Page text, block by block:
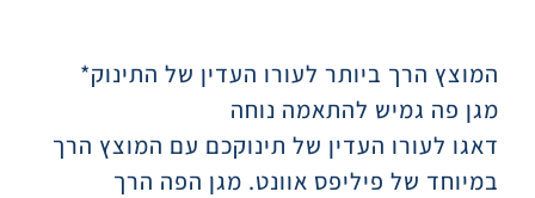
המוצץ הרך ביותר לעורו העדין של התינוק*
מגן פה גמיש להתאמה נוחה
דאגו לעורו העדין של תינוקכם עם המוצץ הרך
במיוחד של פיליפס אוונט. מגן הפה הרך